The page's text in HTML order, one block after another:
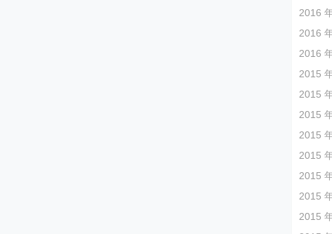
2016
2016
2016
2015
2015
2015
2015
2015
2015
2015
2015